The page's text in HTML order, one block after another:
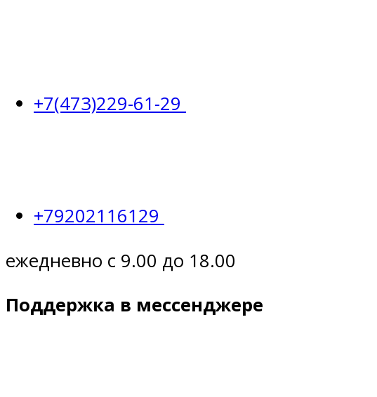
+7(473)229-61-29
+79202116129
ежедневно с 9.00 до 18.00
Поддержка в мессенджере